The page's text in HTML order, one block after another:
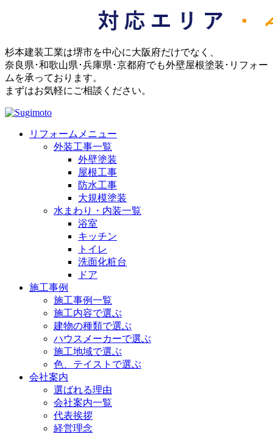
杉本建装工業は堺市を中心に大阪府だけでなく、
奈良県･和歌山県･兵庫県･京都府でも外壁屋根塗装･リフォー
ムを承っております。
まずはお気軽にご相談ください。
リフォームメニュー
外装工事一覧
外壁塗装
屋根工事
防水工事
大規模塗装
水まわり・内装一覧
浴室
キッチン
トイレ
洗面化粧台
ドア
施工事例
施工事例一覧
施工内容で選ぶ
建物の種類で選ぶ
ハウスメーカーで選ぶ
施工地域で選ぶ
色、テイストで選ぶ
会社案内
選ばれる理由
会社案内一覧
代表挨拶
経営理念